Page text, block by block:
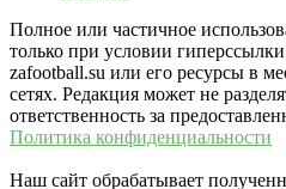
Полное или частичное
только при условии
zafootball.su или его ресурсы в
сетях. Редакция может не
ответственность за
Политика конфиденциальности
Наш сайт обрабатывает